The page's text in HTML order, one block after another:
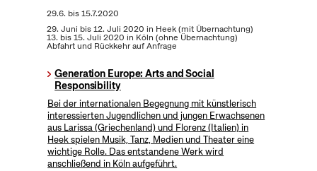
29.6. bis15.7.2020
29. Juni bis 12. Juli 2020 in Heek (mit Übernachtung)
13. bis 15. Juli 2020 in Köln (ohne Übernachtung)
Abfahrt und Rückkehr auf Anfrage
Generation Europe: Arts and Social
Responsibility
Bei der internationalen Begegnung mit künstlerisch
interessierten Jugendlichen und jungen Erwachsenen
aus Larissa (Griechenland) und Florenz (Italien) in
Heek spielen Musik, Tanz, Medien und Theater eine
wichtige Rolle. Das entstandene Werk wird
anschließend in Köln aufgeführt.